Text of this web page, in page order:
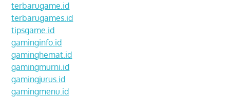
terbarugame.id
terbarugames.id
tipsgame.id
gaminginfo.id
gaminghemat.id
gamingmurni.id
gamingjurus.id
gamingmenu.id